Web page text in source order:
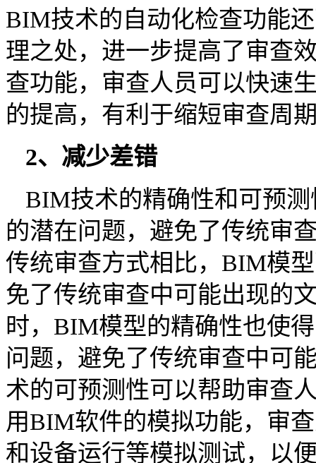
BIM技术的自动化检查功能
理之处，进一步提高了审查
查功能，审查人员可以快速
的提高，有利于缩短审查周
2、减少差错
BIM技术的精确性和可预
的潜在问题，避免了传统审
传统审查方式相比，BIM模
免了传统审查中可能出现的
时，BIM模型的精确性也使
问题，避免了传统审查中可
术的可预测性可以帮助审查
用BIM软件的模拟功能，审
和设备运行等模拟测试，以